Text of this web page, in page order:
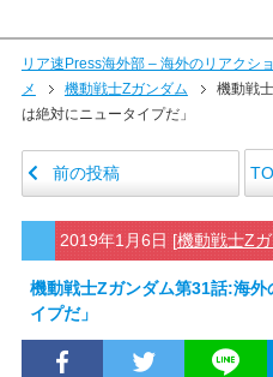
リア速Press海外部 – 海外のリアクシ
メ
機動戦士Zガンダム
機動戦
は絶対にニュータイプだ」
前の投稿
2019年1月6日 [機動戦士Z
機動戦士Zガンダム第31話:海
イプだ」